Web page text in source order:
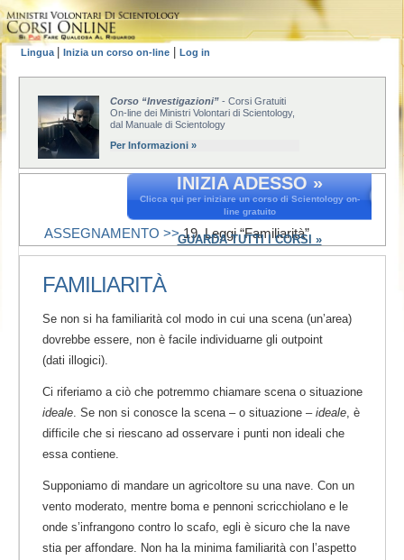
Lingua Inizia un corso on-line Log in
Corso “Investigazioni” - Corsi Gratuiti
On-line dei Ministri Volontari di Scientology,
dal Manuale di Scientology
Per Informazioni »
INIZIA ADESSO »
Clicca qui per iniziare un corso di Scientology on-
line gratuito
GUARDA TUTTI I CORSI »
ASSEGNAMENTO >>19. Leggi “Familiarità”
FAMILIARITÀ
Se non si ha familiarità col modo in cui una scena (un’area)
dovrebbe essere, non è facile individuarne gli outpoint
(dati illogici).
Ci riferiamo a ciò che potremmo chiamare scena o situazione
ideale . Se non si conosce la scena – o situazione – ideale , è
difficile che si riescano ad osservare i punti non ideali che
essa contiene.
Supponiamo di mandare un agricoltore su una nave. Con un
vento moderato, mentre boma e pennoni scricchiolano e le
onde s’infrangono contro lo scafo, egli è sicuro che la nave
stia per affondare. Non ha la minima familiarità con l’aspetto